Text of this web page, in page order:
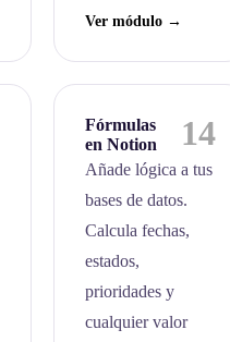
Ver módulo →
Fórmulas
en Notion
14
Añade lógica a tus
bases de datos.
Calcula fechas,
estados,
prioridades y
cualquier valor